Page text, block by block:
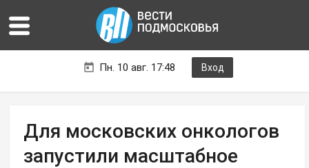
Пн. 10 авг. 17:48 Вход
Для московских онкологов
запустили масштабное